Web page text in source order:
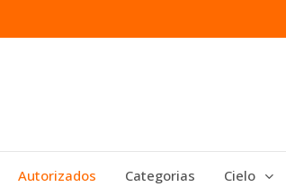
Autorizados Categorias Cielo